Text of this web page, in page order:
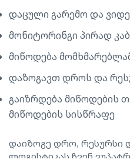
დაცული გარემო და
მონიტორინგი პირად
მიწოდება
დაზოგავთ დროს და
გაიზრდება მიწოდების
მიწოდების სისწრაფე
დაიზოგე დრო, რესურსი
ლოგისტიკას ჩვენ